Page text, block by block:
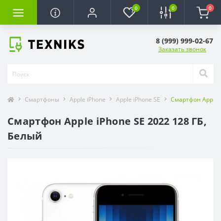
0 0 0
8 (999) 999-02-67
Заказать звонок
Смартфоны Apple iPhone Apple iPhone SE Смартфон Apple
Смартфон Apple iPhone SE 2022 128 ГБ,
Белый